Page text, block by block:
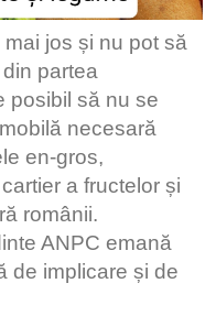
jos și nu pot să
partea
posibil să nu se
necesară
en-gros,
a fructelor și
românii.
ANPC emană
de implicare și de